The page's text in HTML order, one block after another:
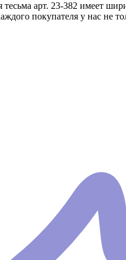
тесьма арт. 23-382 имеет
покупателя у нас не